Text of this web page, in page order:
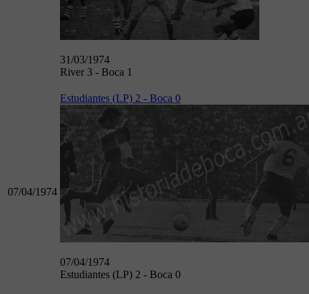
31/03/1974
River 3 - Boca 1
07/04/1974
Estudiantes (LP) 2 - Boca 0
07/04/1974
Estudiantes (LP) 2 - Boca 0